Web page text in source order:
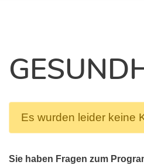
Es wurden leider keine
Sie haben Fragen zum